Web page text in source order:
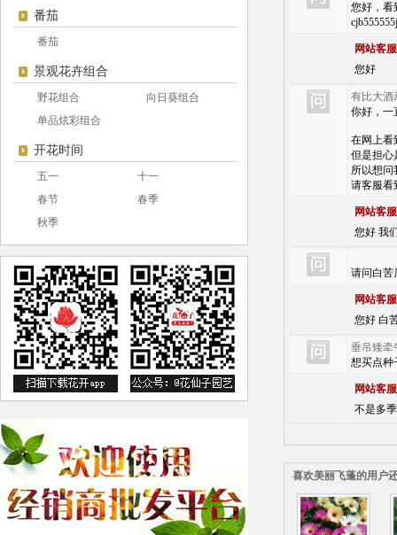
番茄
番茄
景观花卉组合
野花组合
向日葵组合
单品炫彩组合
开花时间
五一
十一
春节
春季
秋季
您好，看
网站客
您好
有比大酒
你好，一
在网上看
但是担心
所以想
请客服看
网站客
您好 我
请问白苦
网站客
您好 白
垂吊矮牵
想买点种
网站客
不是多
喜欢美丽飞蓬的用户